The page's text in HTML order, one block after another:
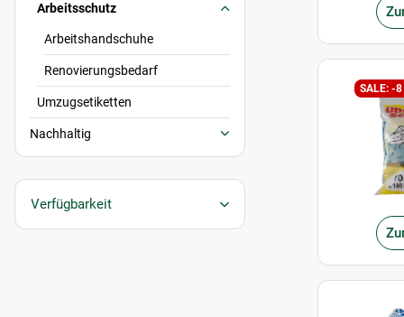
SALE: -8
Arbeitsschutz
Arbeitshandschuhe
Renovierungsbedarf
Umzugsetiketten
Nachhaltig
Verfügbarkeit